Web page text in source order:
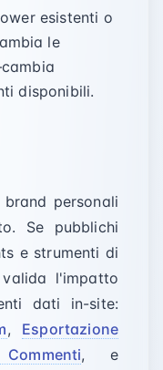
esistenti o
le
disponibili.
personali
Se pubblichi
e strumenti di
l'impatto
dati in-site:
, Esportazione
, e